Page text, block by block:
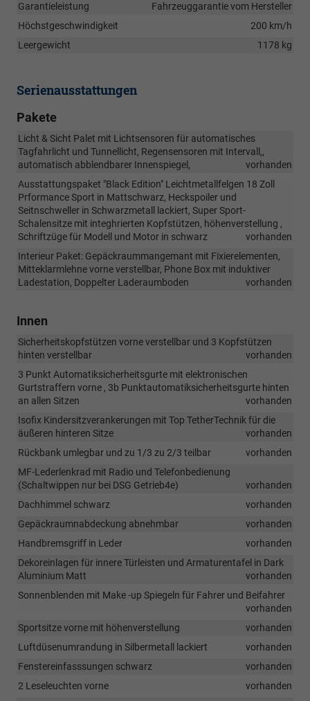
Garantieleistung
Fahrzeuggarantie vom Hersteller
Höchstgeschwindigkeit
200 km/h
Leergewicht
1178 kg
Serienausstattungen
Pakete
Licht & Sicht Palet mit Lichtsensoren für automatisches
Tagfahrlicht und Tunnellicht, Regensensoren mit Intervall,,
automatisch abblendbarer Innenspiegel,
vorhanden
Ausstattungspaket "Black Edition" Leichtmetallfelgen 18 Zoll
Prformance Sport in Mattschwarz, Heckspoiler und
Seitnschweller in Schwarzmetall lackiert, Super Sport-
Schalensitze mit integhrierten Kopfstützen, höhenverstellung ,
Schriftzüge für Modell und Motor in schwarz
vorhanden
Interieur Paket: Gepäckraummangemant mit Fixierelementen,
Mitteklarmlehne vorne verstellbar, Phone Box mit induktiver
Ladestation, Doppelter Laderaumboden
vorhanden
Innen
Sicherheitskopfstützen vorne verstellbar und 3 Kopfstützen
hinten verstellbar
vorhanden
3 Punkt Automatiksicherheitsgurte mit elektronischen
Gurtstraffern vorne , 3b Punktautomatiksicherheitsgurte hinten
an allen Sitzen
vorhanden
Isofix Kindersitzverankerungen mit Top TetherTechnik für die
äußeren hinteren Sitze
vorhanden
Rückbank umlegbar und zu 1/3 zu 2/3 teilbar
vorhanden
MF-Lederlenkrad mit Radio und Telefonbedienung
(Schaltwippen nur bei DSG Getrieb4e)
vorhanden
Dachhimmel schwarz
vorhanden
Gepäckraumnabdeckung abnehmbar
vorhanden
Handbremsgriff in Leder
vorhanden
Dekoreinlagen für innere Türleisten und Armaturentafel in Dark
Aluminium Matt
vorhanden
Sonnenblenden mit Make -up Spiegeln für Fahrer und Beifahrer
vorhanden
Sportsitze vorne mit höhenverstellung
vorhanden
Luftdüsenumrandung in Silbermetall lackiert
vorhanden
Fenstereinfasssungen schwarz
vorhanden
2 Leseleuchten vorne
vorhanden